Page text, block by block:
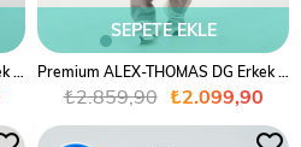
SEPETE EKLE
₺2.099,90
₺2.859,90